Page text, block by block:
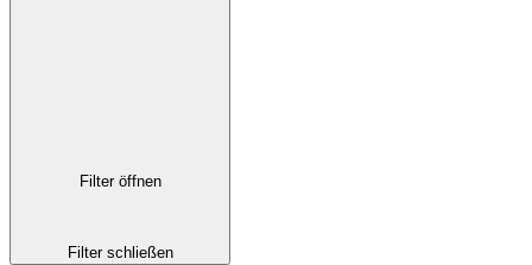
Filter öffnen
Filter schließen